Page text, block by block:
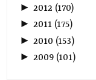
► 2012 (170)
►2011 (175)
► 2010 (153)
►2009 (101)